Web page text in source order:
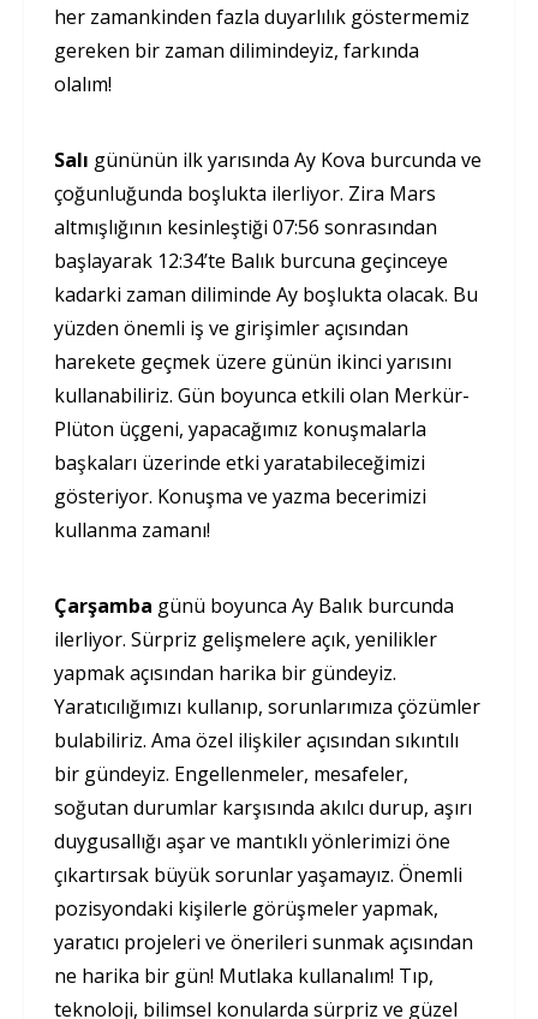
her zamankinden fazla duyarlılık göstermemiz
gereken bir zaman dilimindeyiz, farkında
olalım!
Salı gününün ilk yarısında Ay Kova burcunda ve
çoğunluğunda boşlukta ilerliyor. Zira Mars
altmışlığının kesinleştiği 07:56 sonrasından
başlayarak 12:34’te Balık burcuna geçinceye
kadarki zaman diliminde Ay boşlukta olacak. Bu
yüzden önemli iş ve girişimler açısından
harekete geçmek üzere günün ikinci yarısını
kullanabiliriz. Gün boyunca etkili olan Merkür-
Plüton üçgeni, yapacağımız konuşmalarla
başkaları üzerinde etki yaratabileceğimizi
gösteriyor. Konuşma ve yazma becerimizi
kullanma zamanı!
Çarşamba günü boyunca Ay Balık burcunda
ilerliyor. Sürpriz gelişmelere açık, yenilikler
yapmak açısından harika bir gündeyiz.
Yaratıcılığımızı kullanıp, sorunlarımıza çözümler
bulabiliriz. Ama özel ilişkiler açısından sıkıntılı
bir gündeyiz. Engellenmeler, mesafeler,
soğutan durumlar karşısında akılcı durup, aşırı
duygusallığı aşar ve mantıklı yönlerimizi öne
çıkartırsak büyük sorunlar yaşamayız. Önemli
pozisyondaki kişilerle görüşmeler yapmak,
yaratıcı projeleri ve önerileri sunmak açısından
ne harika bir gün! Mutlaka kullanalım! Tıp,
teknoloji, bilimsel konularda sürpriz ve güzel